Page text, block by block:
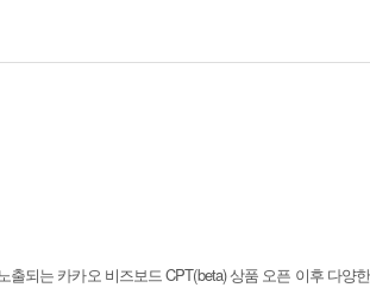
출되는 카카오 비즈보드 CPT(beta) 상품 오픈 이후 다